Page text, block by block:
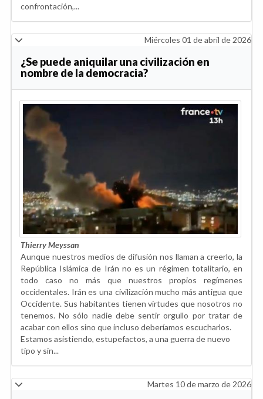
confrontación,...
Miércoles 01 de abril de 2026
¿Se puede aniquilar una civilización en
nombre de la democracia?
Thierry Meyssan
Aunque nuestros medios de difusión nos llaman a creerlo, la
República Islámica de Irán no es un régimen totalitario, en
todo caso no más que nuestros propios regímenes
occidentales. Irán es una civilización mucho más antigua que
Occidente. Sus habitantes tienen virtudes que nosotros no
tenemos. No sólo nadie debe sentir orgullo por tratar de
acabar con ellos sino que incluso deberíamos escucharlos.
Estamos asistiendo, estupefactos, a una guerra de nuevo
tipo y sin...
Martes 10 de marzo de 2026